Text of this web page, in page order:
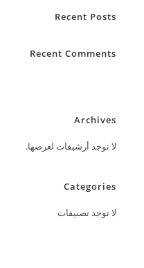
Recent Posts
Recent Comments
Archives
لا توجد أرشيفات لعرضها.
Categories
لا توجد تصنيفات